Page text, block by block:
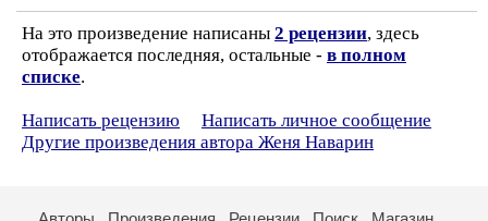
На это произведение написаны 2 рецензии, здесь
отображается последняя, остальные - в полном
списке.
Написать рецензию
Написать личное сообщение
Другие произведения автора Женя Наварин